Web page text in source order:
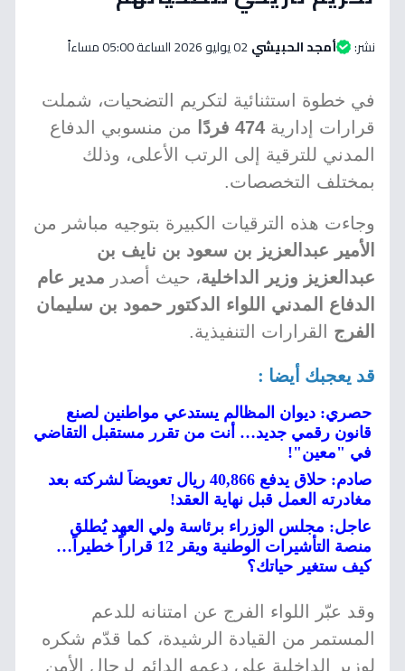
نشر: أمجد الحبيشي02 يوليو 2026 الساعة 05:00 مساءاً
في خطوة استثنائية لتكريم التضحيات، شملت
قرارات إدارية 474 فردًا
من منسوبي الدفاع
المدني للترقية إلى الرتب الأعلى، وذلك
بمختلف التخصصات.
وجاءت هذه الترقيات الكبيرة بتوجيه مباشر من
الأمير عبدالعزيز بن سعود بن نايف بن
عبدالعزيز وزير الداخلية، حيث أصدر مدير عام
الدفاع المدني اللواء الدكتور حمود بن سليمان
الفرج القرارات التنفيذية.
قد يعجبك أيضا :
حصري: ديوان المظالم يستدعي مواطنين لصنع
قانون رقمي جديد… أنت من تقرر مستقبل التقاضي
في "معين"!
صادم: حلاق يدفع 40,866 ريال تعويضاً لشركته بعد
مغادرته العمل قبل نهاية العقد!
عاجل: مجلس الوزراء برئاسة ولي العهد يُطلق
منصة التأشيرات الوطنية ويقر 12 قراراً خطيراً…
كيف ستغير حياتك؟
وقد عبّر اللواء الفرج عن امتنانه للدعم
المستمر من القيادة الرشيدة، كما قدّم شكره
لوزير الداخلية على دعمه الدائم لرجال الأمن